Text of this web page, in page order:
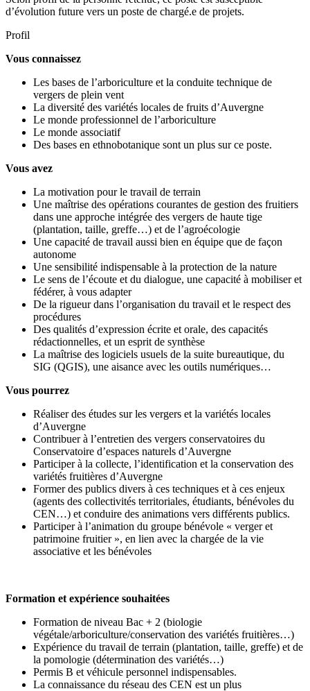
d’évolution future vers un poste de chargé.e de projets.
Profil
Vous connaissez
Les bases de l’arboriculture et la conduite technique de
vergers de plein vent
La diversité des variétés locales de fruits d’Auvergne
Le monde professionnel de l’arboriculture
Le monde associatif
Des bases en ethnobotanique sont un plus sur ce poste.
Vous avez
La motivation pour le travail de terrain
Une maîtrise des opérations courantes de gestion des fruitiers
dans une approche intégrée des vergers de haute tige
(plantation, taille, greffe…) et de l’agroécologie
Une capacité de travail aussi bien en équipe que de façon
autonome
Une sensibilité indispensable à la protection de la nature
Le sens de l’écoute et du dialogue, une capacité à mobiliser et
fédérer, à vous adapter
De la rigueur dans l’organisation du travail et le respect des
procédures
Des qualités d’expression écrite et orale, des capacités
rédactionnelles, et un esprit de synthèse
La maîtrise des logiciels usuels de la suite bureautique, du
SIG (QGIS), une aisance avec les outils numériques…
Vous pourrez
Réaliser des études sur les vergers et la variétés locales
d’Auvergne
Contribuer à l’entretien des vergers conservatoires du
Conservatoire d’espaces naturels d’Auvergne
Participer à la collecte, l’identification et la conservation des
variétés fruitières d’Auvergne
Former des publics divers à ces techniques et à ces enjeux
(agents des collectivités territoriales, étudiants, bénévoles du
CEN…) et conduire des animations vers différents publics.
Participer à l’animation du groupe bénévole « verger et
patrimoine fruitier », en lien avec la chargée de la vie
associative et les bénévoles
Formation et expérience souhaitées
Formation de niveau Bac + 2 (biologie
végétale/arboriculture/conservation des variétés fruitières…)
Expérience du travail de terrain (plantation, taille, greffe) et de
la pomologie (détermination des variétés…)
Permis B et véhicule personnel indispensables.
La connaissance du réseau des CEN est un plus